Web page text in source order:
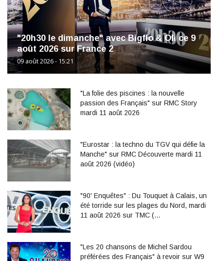
"20h30 le dimanche" avec Bigflo & Oli ce 9
août 2026 sur France 2
09 août 2026 - 15:21
"La folie des piscines : la nouvelle
passion des Français" sur RMC Story
mardi 11 août 2026
"Eurostar : la techno du TGV qui défie la
Manche" sur RMC Découverte mardi 11
août 2026 (vidéo)
"90' Enquêtes" : Du Touquet à Calais, un
été torride sur les plages du Nord, mardi
11 août 2026 sur TMC (…
"Les 20 chansons de Michel Sardou
préférées des Français" à revoir sur W9